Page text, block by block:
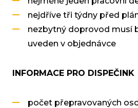
nejdříve tři týdny před
nezbytný doprovod musí
uveden v objednávce
INFORMACE PRO DISPEČINK
počet přepravovaných